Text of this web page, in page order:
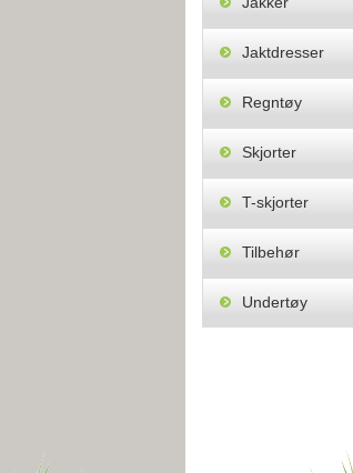
Jaktdresser
Regntøy
Skjorter
T-skjorter
Tilbehør
Undertøy